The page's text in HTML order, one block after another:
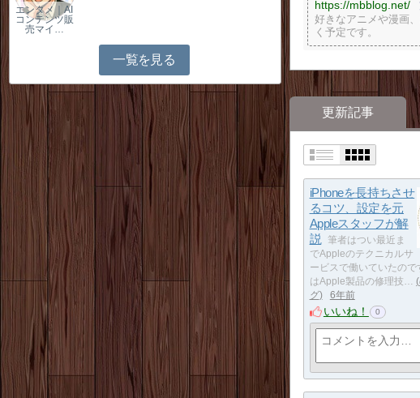
https://mbblog.net/
好きなアニメや漫画
く予定です。
更新記事
iPhoneを長持ちさせ
るコツ、設定を元
Appleスタッフが解
説
筆者はつい最近ま
でAppleのテクニカルサ
ービスで働いていたので
はApple製品の修理技…
グ
6年前
いいね！ 0
エンタメ｜AI
コンテンツ販
売マイ…
一覧を見る